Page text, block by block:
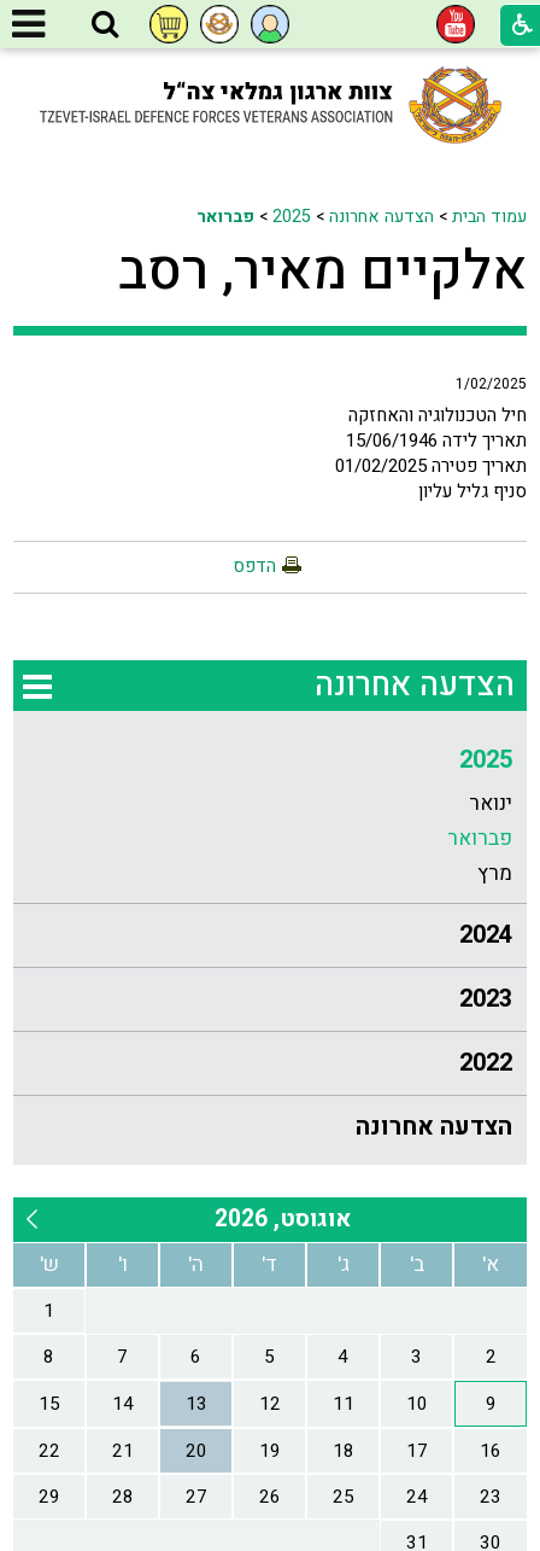
עמוד הבית> הצדעה אחרונה>
2025
> פברואר
אלקיים מאיר, רסב
1/02/2025
חיל הטכנולוגיה והאחזקה
תאריך לידה 15/06/1946
תאריך פטירה 01/02/2025
סניף גליל עליון
הדפס
הצדעה אחרונה
2025
ינואר
פברואר
מרץ
2024
2023
2022
הצדעה אחרונה